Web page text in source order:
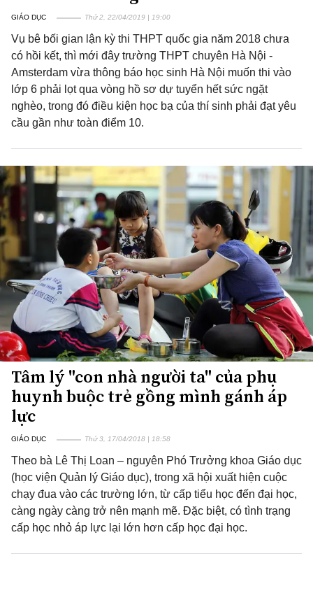
GIÁO DỤC Thứ 2, 22/04/2019 | 19:00
Vụ bê bối gian lận kỳ thi THPT quốc gia năm 2018 chưa
có hồi kết, thì mới đây trường THPT chuyên Hà Nội -
Amsterdam vừa thông báo học sinh Hà Nội muốn thi vào
lớp 6 phải lọt qua vòng hồ sơ dự tuyển hết sức ngặt
nghèo, trong đó điều kiện học bạ của thí sinh phải đạt yêu
cầu gần như toàn điểm 10.
Tâm lý "con nhà người ta" của phụ
huynh buộc trẻ gồng mình gánh áp
lực
GIÁO DỤC Thứ 3, 17/04/2018 | 18:58
Theo bà Lê Thị Loan – nguyên Phó Trưởng khoa Giáo dục
(học viện Quản lý Giáo dục), trong xã hội xuất hiện cuộc
chạy đua vào các trường lớn, từ cấp tiểu học đến đại học,
càng ngày càng trở nên mạnh mẽ. Đặc biệt, có tình trạng
cấp học nhỏ áp lực lại lớn hơn cấp học đại học.